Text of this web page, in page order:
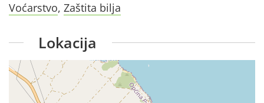
Voćarstvo, Zaštita bilja
Lokacija